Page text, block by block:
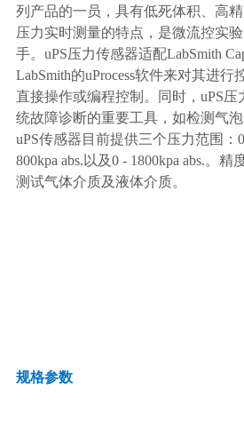
列产品的一员，具有低死体积、高
压力实时测量的特点，是微流控实
手。uPS压力传感器适配LabSmith
LabSmith的uProcess软件来对其进行
直接操作或编程控制。同时，uPS
统故障诊断的重要工具，如检测气泡
uPS传感器目前提供三个压力范围：0
800kpa abs.以及0 - 1800kpa abs.。精
测试气体介质及液体介质。
规格参数